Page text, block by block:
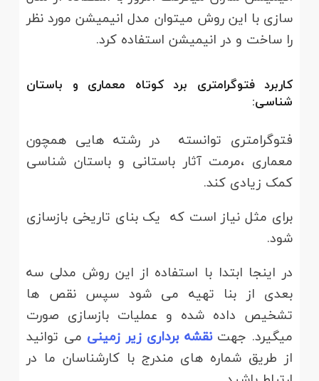
سازی با این روش میتوان مدل انیمیشن مورد نظر
را ساخت و در انیمیشن استفاده کرد.
کاربرد فتوگرامتری برد کوتاه معماری و باستان
شناسی:
فتوگرامتری توانسته در رشته هایی همچون
معماری ،مرمت آثار باستانی و باستان شناسی
کمک زیادی کند.
برای مثل نیاز است که یک بنای تاریخی بازسازی
شود.
در اینجا ابتدا با استفاده از این روش مدلی سه
بعدی از بنا تهیه می شود سپس نقص ها
تشخیص داده شده و عملیات بازسازی صورت
میگیرد. جهتنقشه برداری زیر زمینی می توانید
از طریق شماره های مندرج با کارشناسان ما در